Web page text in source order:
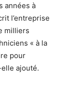
années à
l’entreprise
milliers
« à la
pour
ajouté.